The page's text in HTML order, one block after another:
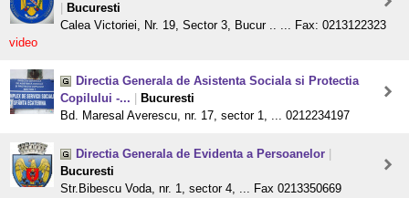
Bucuresti
Calea Victoriei, Nr. 19, Sector 3, Bucur .. ... Fax: 0213122323
video
Directia Generala de Asistenta Sociala si Protectia
Copilului -...
Bucuresti
Bd. Maresal Averescu, nr. 17, sector 1, ... 0212234197
Directia Generala de Evidenta a Persoanelor
Bucuresti
Str.Bibescu Voda, nr. 1, sector 4, ... Fax 0213350669